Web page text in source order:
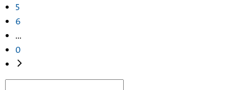
5
6
...
0